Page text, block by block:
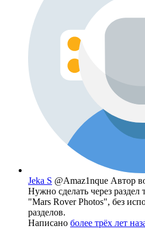
Jeka S @Amaz1nque Автор
Нужно сделать через раздел
"Mars Rover Photos", без
разделов.
Написано более трёх лет